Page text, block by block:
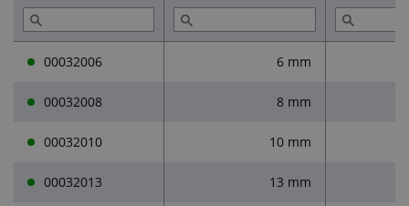
Přečtěte si (8)
00032006 6 mm
00032008 8 mm
00032010 10 mm
00032013 13 mm